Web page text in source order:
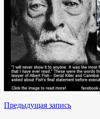
Предыдущая запись